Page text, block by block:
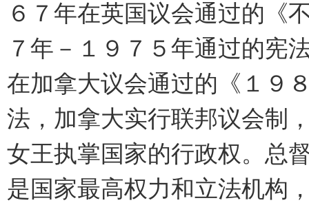
６７年在英国议会通过的《
７年－１９７５年通过的宪
在加拿大议会通过的《１９
法，加拿大实行联邦议会制
女王执掌国家的行政权。总
是国家最高权力和立法机构